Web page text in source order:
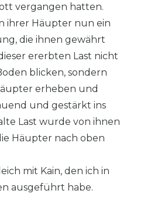
vergangen hatten.
ihrer Häupter nun ein
die ihnen gewährt
ererbten Last nicht
blicken, sondern
erheben und
und gestärkt ins
Last wurde von ihnen
Häupter nach oben
mit Kain, den ich in
ausgeführt habe.